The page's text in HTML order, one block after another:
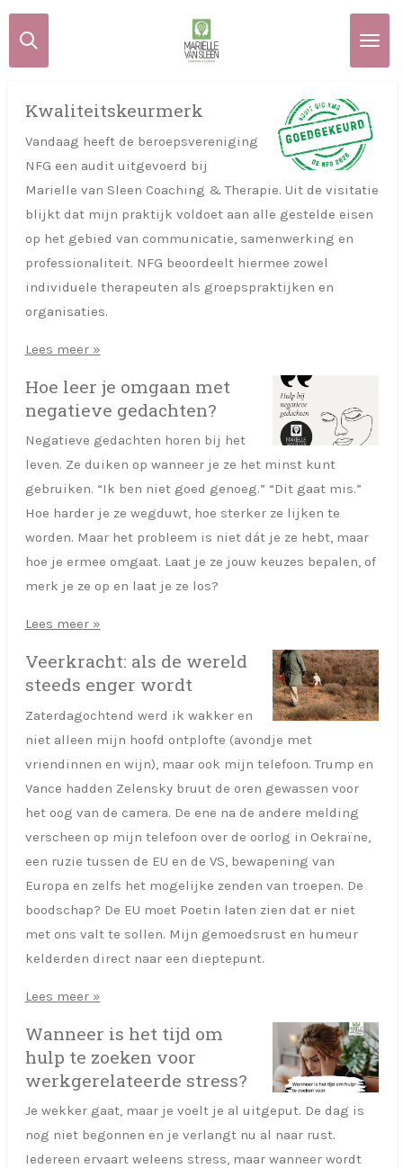
Ga
direct
naar
hoofdinhoud
Kwaliteitskeurmerk
Vandaag heeft de beroepsvereniging
NFG een audit uitgevoerd bij
Marielle van Sleen Coaching & Therapie. Uit de visitatie
blijkt dat mijn praktijk voldoet aan alle gestelde eisen
op het gebied van communicatie, samenwerking en
professionaliteit. NFG beoordeelt hiermee zowel
individuele therapeuten als groepspraktijken en
organisaties.
Lees meer »
Hoe leer je omgaan met
negatieve gedachten?
Negatieve gedachten horen bij het
leven. Ze duiken op wanneer je ze het minst kunt
gebruiken. “Ik ben niet goed genoeg.” “Dit gaat mis.”
Hoe harder je ze wegduwt, hoe sterker ze lijken te
worden. Maar het probleem is niet dát je ze hebt, maar
hoe je ermee omgaat. Laat je ze jouw keuzes bepalen, of
merk je ze op en laat je ze los?
Lees meer »
Veerkracht: als de wereld
steeds enger wordt
Zaterdagochtend werd ik wakker en
niet alleen mijn hoofd ontplofte (avondje met
vriendinnen en wijn), maar ook mijn telefoon. Trump en
Vance hadden Zelensky bruut de oren gewassen voor
het oog van de camera. De ene na de andere melding
verscheen op mijn telefoon over de oorlog in Oekraïne,
een ruzie tussen de EU en de VS, bewapening van
Europa en zelfs het mogelijke zenden van troepen. De
boodschap? De EU moet Poetin laten zien dat er niet
met ons valt te sollen. Mijn gemoedsrust en humeur
kelderden direct naar een dieptepunt.
Lees meer »
Wanneer is het tijd om
hulp te zoeken voor
werkgerelateerde stress?
Je wekker gaat, maar je voelt je al uitgeput. De dag is
nog niet begonnen en je verlangt nu al naar rust.
Iedereen ervaart weleens stress, maar wanneer wordt